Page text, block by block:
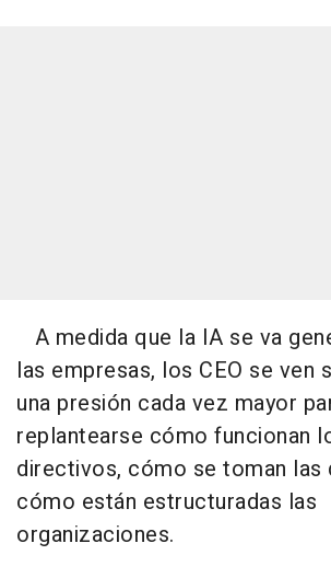
A medida que la IA se va
las empresas, los CEO se ven
una presión cada vez mayor
replantearse cómo funcionan
directivos, cómo se toman las
cómo están estructuradas las
organizaciones.